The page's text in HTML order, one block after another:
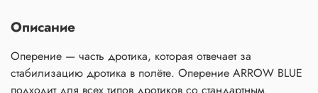
Описание
Оперение — часть дротика, которая отвечает за
стабилизацию дротика в полёте. Оперение ARROW BLUE
подходит для всех типов дротиков со стандартным